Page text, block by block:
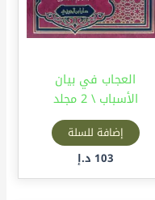
العجاب في بيان
الأسباب \ 2 مجلد
إضافة للسلة
103 د.إ